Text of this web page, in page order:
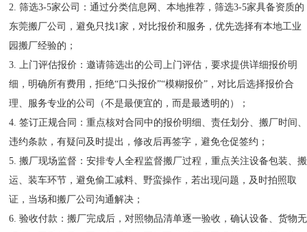
2. 筛选3-5家公司：通过分类信息网、本地推荐，筛选3-5家具备资质的
东莞搬厂公司，避免只找1家，对比报价和服务，优先选择有本地工业
园搬厂经验的；
3. 上门评估报价：邀请筛选出的公司上门评估，要求提供详细报价明
细，明确所有费用，拒绝“口头报价”“模糊报价”，对比后选择报价合
理、服务专业的公司（不是最便宜的，而是最透明的）；
4. 签订正规合同：重点核对合同中的报价明细、责任划分、搬厂时间、
违约条款，有疑问及时提出，修改后再签字，避免仓促签约；
5. 搬厂现场监督：安排专人全程监督搬厂过程，重点关注设备包装、搬
运、装车环节，避免偷工减料、野蛮操作，若出现问题，及时拍照取
证，当场和搬厂公司沟通解决；
6. 验收付款：搬厂完成后，对照物品清单逐一验收，确认设备、货物无